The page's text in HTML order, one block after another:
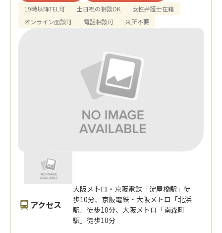
19時以降TEL可 土日祝の相談OK
女性弁護士在籍
オンライン面談可
電話相談可 来所不要
アクセス
大阪メトロ・京阪電鉄「淀屋橋駅」徒
歩10分、京阪電鉄・大阪メトロ「北浜
駅」徒歩10分、大阪メトロ「南森町
駅」徒歩10分